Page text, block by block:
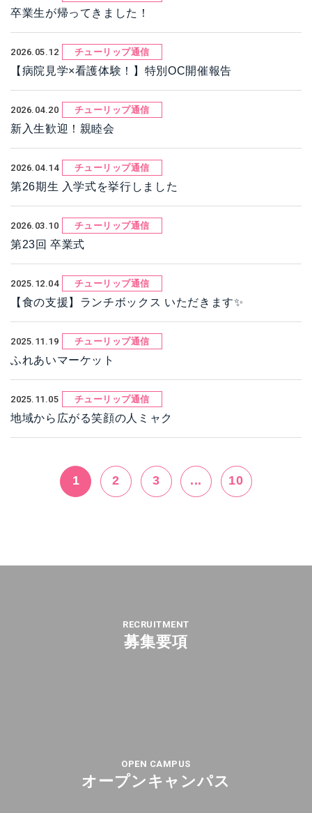
卒業生が帰ってきました！
2026.05.12 チューリップ通信
【病院見学×看護体験！】特別OC開催報告
2026.04.20 チューリップ通信
新入生歓迎！親睦会
2026.04.14 チューリップ通信
第26期生 入学式を挙行しました
2026.03.10 チューリップ通信
第23回 卒業式
2025.12.04 チューリップ通信
【食の支援】ランチボックス いただきます✨
2025.11.19 チューリップ通信
ふれあいマーケット
2025.11.05 チューリップ通信
地域から広がる笑顔の人ミャク
1 2 3 ... 10
RECRUITMENT
募集要項
OPEN CAMPUS
オープンキャンパス